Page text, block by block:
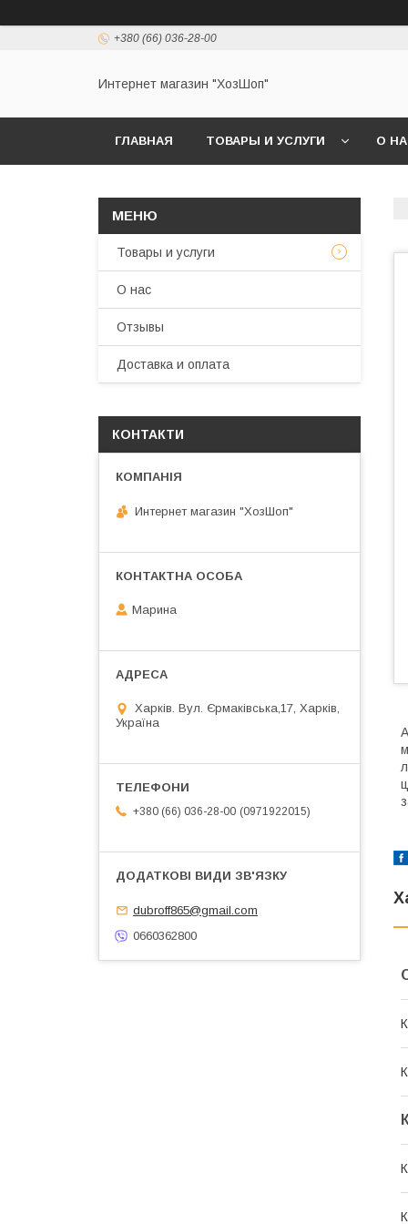
+380 (66) 036-28-00
Интернет магазин "ХозШоп"
ГЛАВНАЯ ТОВАРЫ И УСЛУГИ О
Товары и услуги
О нас
Отзывы
Доставка и оплата
КОНТАКТИ
Интернет магазин "ХозШоп"
Марина
Харків. Вул. Єрмаківська,17, Харків,
Україна
+380 (66) 036-28-00 0971922015
dubroff865@gmail.com
0660362800